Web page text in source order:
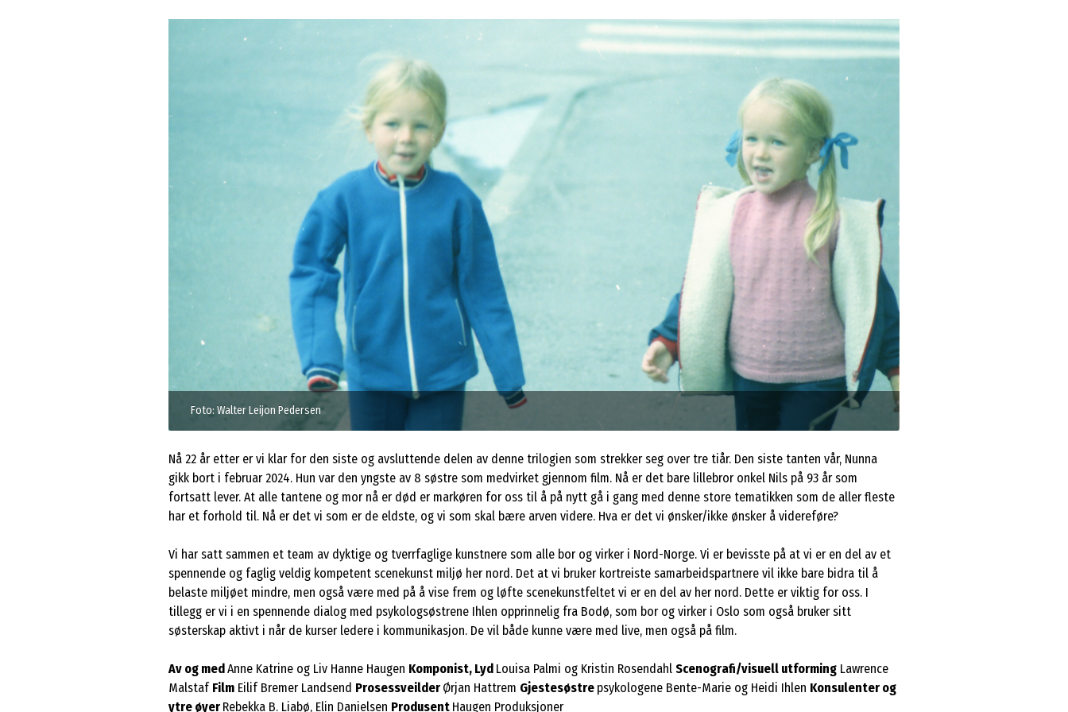
Foto: Walter Leijon Pedersen
Nå 22 år etter er vi klar for den siste og avsluttende delen av denne trilogien som strekker seg over tre tiår. Den siste tanten vår, Nunna
gikk bort i februar 2024. Hun var den yngste av 8 søstre som medvirket gjennom film. Nå er det bare lillebror onkel Nils på 93 år som
fortsatt lever. At alle tantene og mor nå er død er markøren for oss til å på nytt gå i gang med denne store tematikken som de aller fleste
har et forhold til. Nå er det vi som er de eldste, og vi som skal bære arven videre. Hva er det vi ønsker/ikke ønsker å videreføre?
Vi har satt sammen et team av dyktige og tverrfaglige kunstnere som alle bor og virker i Nord-Norge. Vi er bevisste på at vi er en del av et
spennende og faglig veldig kompetent scenekunst miljø her nord. Det at vi bruker kortreiste samarbeidspartnere vil ikke bare bidra til å
belaste miljøet mindre, men også være med på å vise frem og løfte scenekunstfeltet vi er en del av her nord. Dette er viktig for oss. I
tillegg er vi i en spennende dialog med psykologsøstrene Ihlen opprinnelig fra Bodø, som bor og virker i Oslo som også bruker sitt
søsterskap aktivt i når de kurser ledere i kommunikasjon. De vil både kunne være med live, men også på film.
Av og medAnne Katrine og Liv Hanne Haugen Komponist, Lyd Louisa Palmi og Kristin Rosendahl Scenografi/visuell utforming Lawrence
Malstaf Film Eilif Bremer Landsend Prosessveilder Ørjan Hattrem Gjestesøstre psykologene Bente-Marie og Heidi Ihlen Konsulenter og
ytre øyer Rebekka B. Liabø, Elin Danielsen Produsent Haugen Produksjoner